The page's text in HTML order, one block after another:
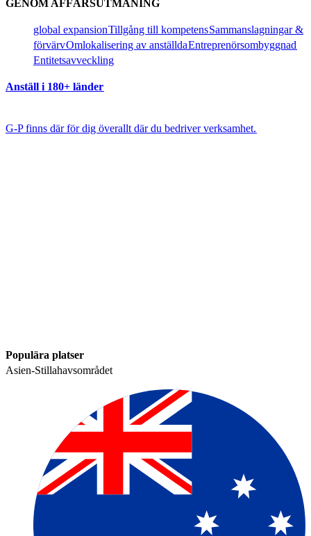
GENOM AFFÄRSUTMANING​​
global expansion​​Tillgång till kompetens​​Sammanslagningar &
förvärv​​Omlokalisering av anställda​​Entreprenörsombyggnad​​
Entitetsavveckling​​
Anställ i 180+ länder​​
G-P finns där för dig överallt där du bedriver verksamhet.​​
Populära platser​​
Asien-Stillahavsområdet​​